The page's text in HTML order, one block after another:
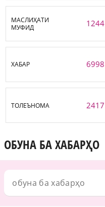
МАСЛИҲАТИ
МУФИД
1244
ХАБАР 6998
ТОЛЕЪНОМА 2417
ОБУНА БА ХАБАРҲО